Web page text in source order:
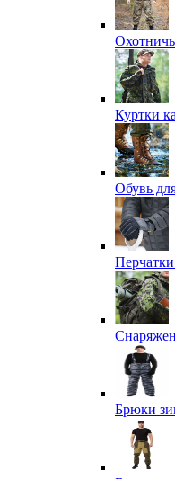
Куртки
Обувь
Брюки